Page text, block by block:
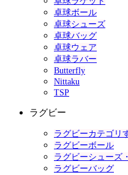
卓球ボール
卓球シューズ
卓球バッグ
卓球ウェア
卓球ラバー
Butterfly
Nittaku
TSP
ラグビー
ラグビーカテゴリ
ラグビーボール
ラグビーシューズ
ラグビーバッグ